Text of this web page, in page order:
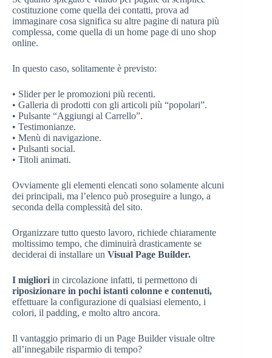
costituzione come quella dei contatti, prova ad
immaginare cosa significa su altre pagine di natura più
complessa, come quella di un home page di uno shop
online.
In questo caso, solitamente è previsto:
• Slider per le promozioni più recenti.
• Galleria di prodotti con gli articoli più “popolari”.
• Pulsante “Aggiungi al Carrello”.
• Testimonianze.
• Menù di navigazione.
• Pulsanti social.
• Titoli animati.
Ovviamente gli elementi elencati sono solamente alcuni
dei principali, ma l’elenco può proseguire a lungo, a
seconda della complessità del sito.
Organizzare tutto questo lavoro, richiede chiaramente
moltissimo tempo, che diminuirà drasticamente se
deciderai di installare un Visual Page Builder.
I migliori in circolazione infatti, ti permettono di
riposizionare in pochi istanti colonne e contenuti,
effettuare la configurazione di qualsiasi elemento, i
colori, il padding, e molto altro ancora.
Il vantaggio primario di un Page Builder visuale oltre
all’innegabile risparmio di tempo?